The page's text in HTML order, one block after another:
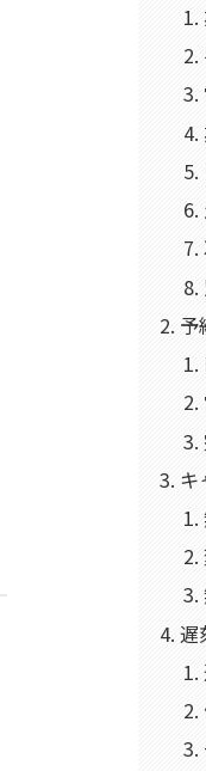
予
キ
遅